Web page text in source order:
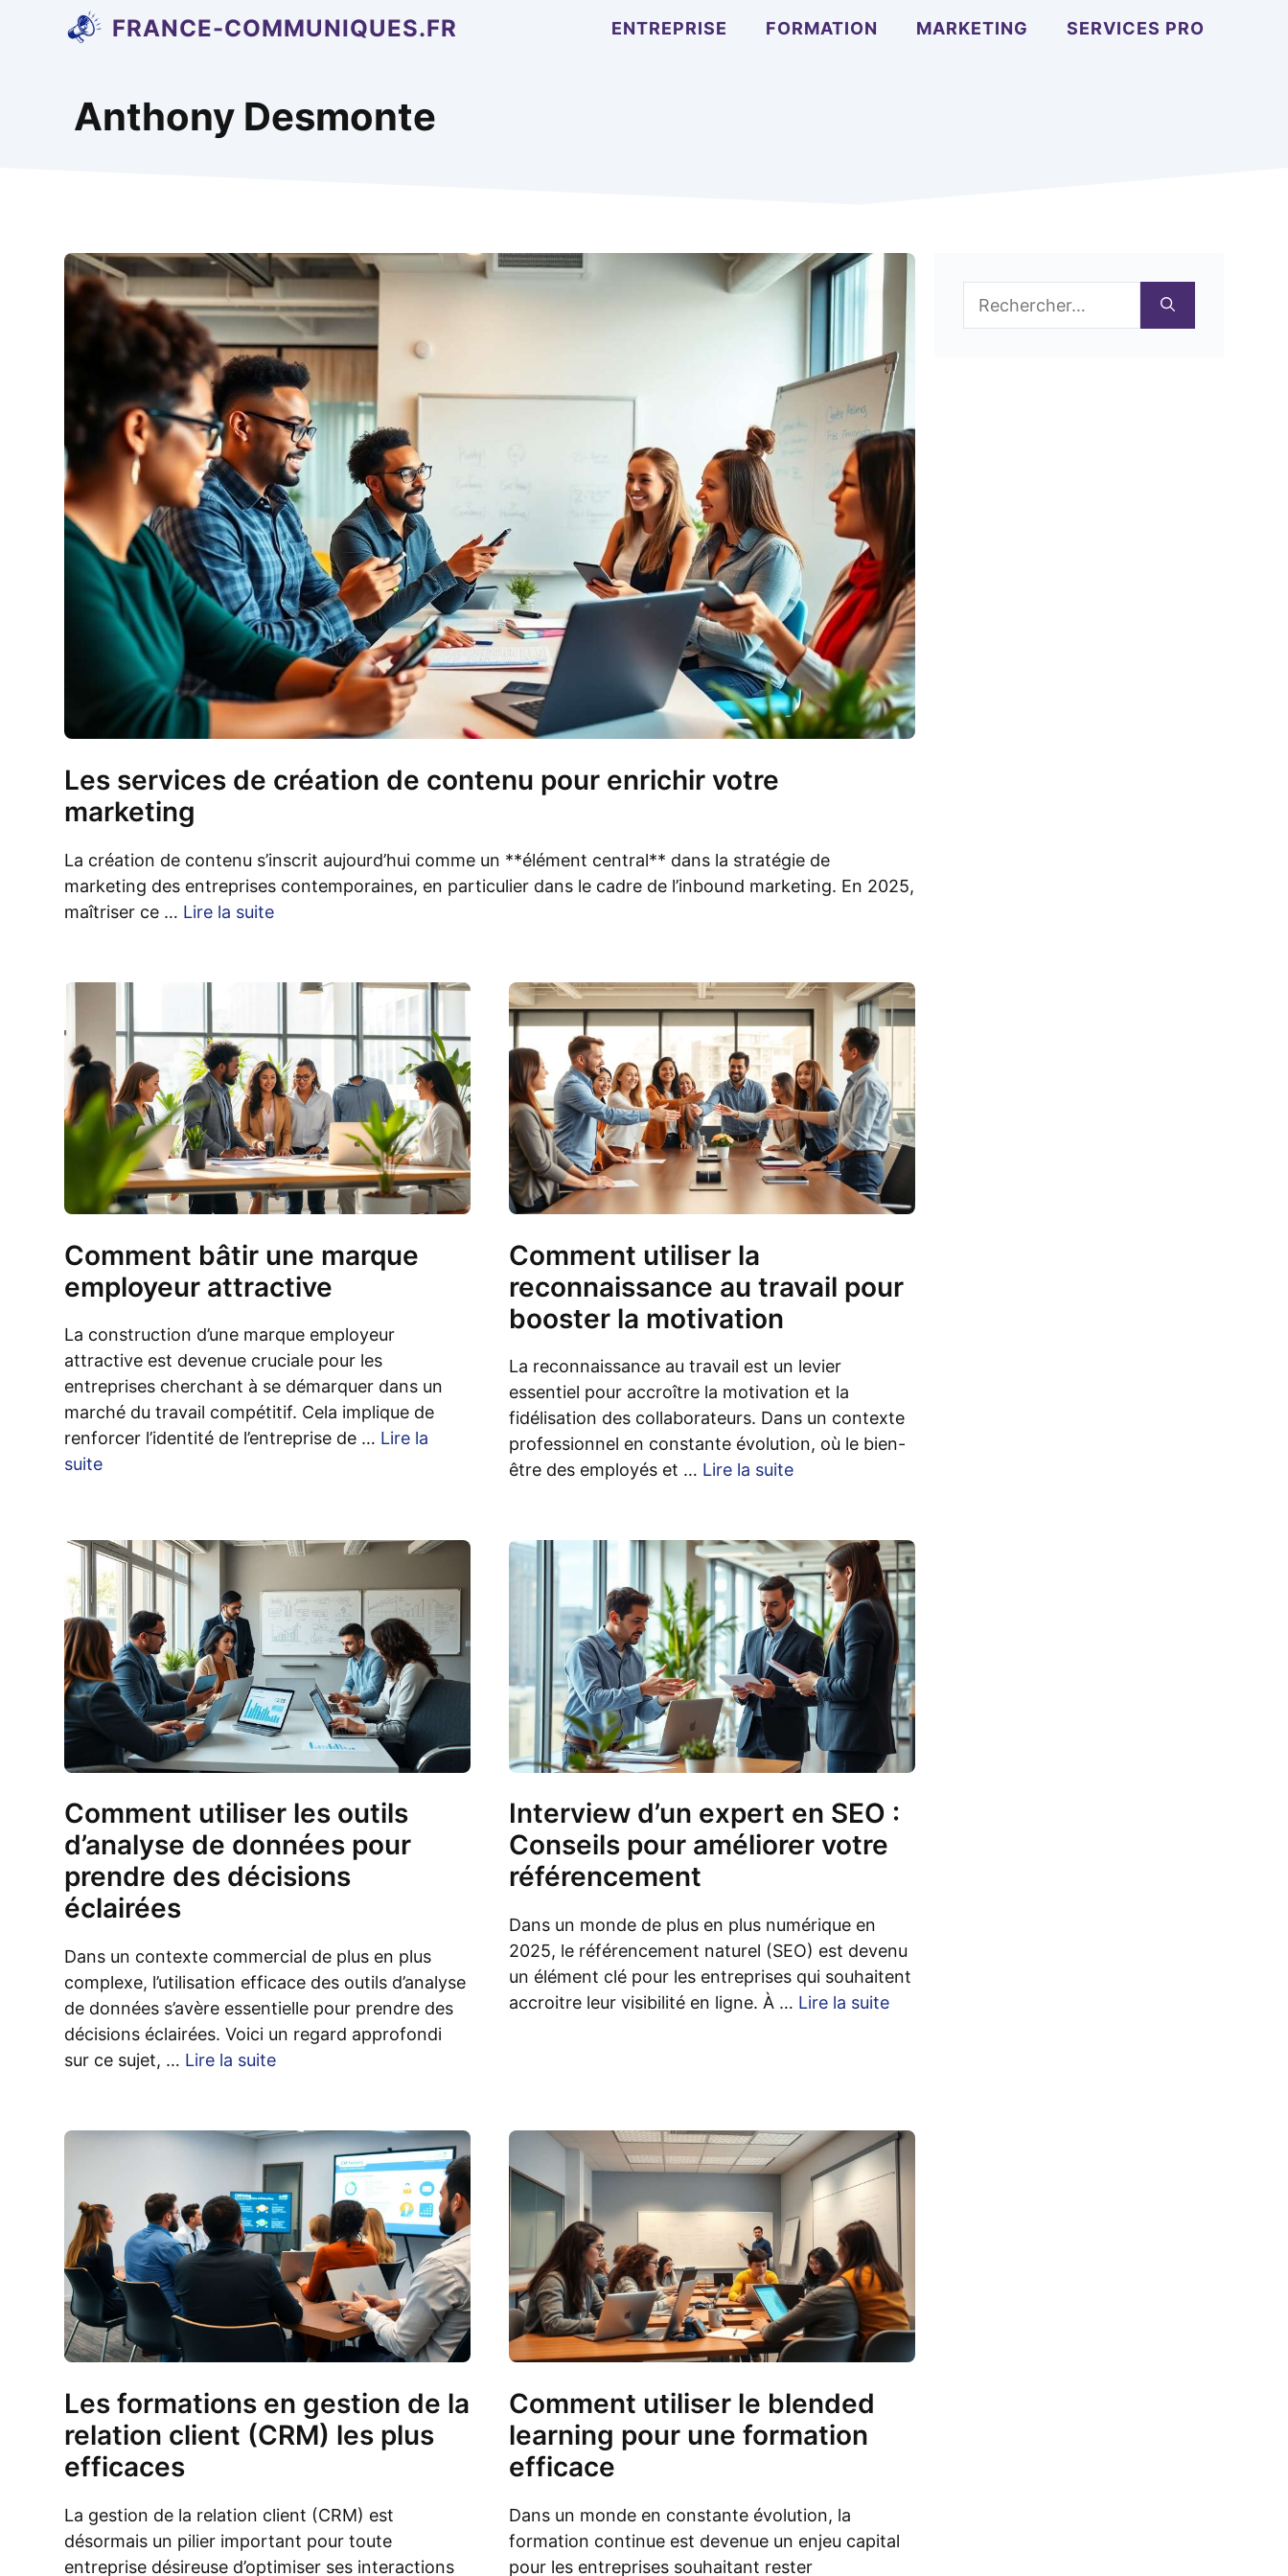
FRANCE-COMMUNIQUES.FR ENTREPRISE FORMATION MARKETING SERVICES PRO
Anthony Desmonte
Les services de création de contenu pour enrichir votre
marketing
La création de contenu s’inscrit aujourd’hui comme un **élément central** dans la stratégie de
marketing des entreprises contemporaines, en particulier dans le cadre de l’inbound marketing. En 2025,
maîtriser ce … Lire la suite
Comment bâtir une marque
employeur attractive
La construction d’une marque employeur
attractive est devenue cruciale pour les
entreprises cherchant à se démarquer dans un
marché du travail compétitif. Cela implique de
renforcer l’identité de l’entreprise de … Lire la
suite
Comment utiliser la
reconnaissance au travail pour
booster la motivation
La reconnaissance au travail est un levier
essentiel pour accroître la motivation et la
fidélisation des collaborateurs. Dans un contexte
professionnel en constante évolution, où le bien-
être des employés et … Lire la suite
Comment utiliser les outils
d’analyse de données pour
prendre des décisions
éclairées
Dans un contexte commercial de plus en plus
complexe, l’utilisation efficace des outils d’analyse
de données s’avère essentielle pour prendre des
décisions éclairées. Voici un regard approfondi
sur ce sujet, … Lire la suite
Interview d’un expert en SEO :
Conseils pour améliorer votre
référencement
Dans un monde de plus en plus numérique en
2025, le référencement naturel (SEO) est devenu
un élément clé pour les entreprises qui souhaitent
accroitre leur visibilité en ligne. À … Lire la suite
Les formations en gestion de la
relation client (CRM) les plus
efficaces
La gestion de la relation client (CRM) est
désormais un pilier important pour toute
entreprise désireuse d’optimiser ses interactions
Comment utiliser le blended
learning pour une formation
efficace
Dans un monde en constante évolution, la
formation continue est devenue un enjeu capital
pour les entreprises souhaitant rester